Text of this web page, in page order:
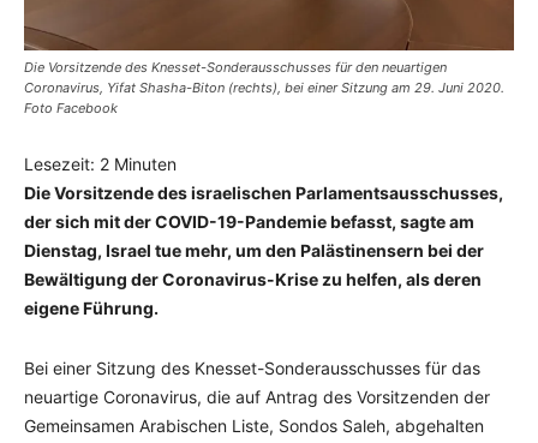
Die Vorsitzende des Knesset-Sonderausschusses für den neuartigen
Coronavirus, Yifat Shasha-Biton (rechts), bei einer Sitzung am 29. Juni 2020.
Foto Facebook
Lesezeit: 2 Minuten
Die Vorsitzende des israelischen Parlamentsausschusses,
der sich mit der COVID-19-Pandemie befasst, sagte am
Dienstag, Israel tue mehr, um den Palästinensern bei der
Bewältigung der Coronavirus-Krise zu helfen, als deren
eigene Führung.
Bei einer Sitzung des Knesset-Sonderausschusses für das
neuartige Coronavirus, die auf Antrag des Vorsitzenden der
Gemeinsamen Arabischen Liste, Sondos Saleh, abgehalten